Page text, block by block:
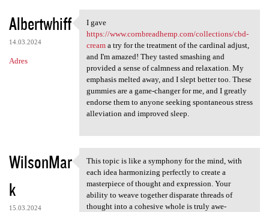
Albertwhiff
14.03.2024
Adres
I gave https://www
I gave
https://www.cornbreadhemp.com/collections/cbd-
creama try for the treatment of the cardinal adjust,
and I'm amazed! They tasted smashing and
provided a sense of calmness and relaxation. My
emphasis melted away, and I slept better too. These
gummies are a game-changer for me, and I greatly
endorse them to anyone seeking spontaneous stress
alleviation and improved sleep.
WilsonMar
k
15.03.2024
This topic is like a symphony
This topic is like a symphony for the mind, with
each idea harmonizing perfectly to create a
masterpiece of thought and expression. Your
ability to weave together disparate threads of
thought into a cohesive whole is truly awe-